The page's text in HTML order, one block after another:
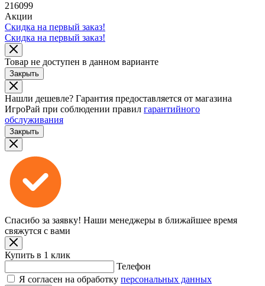
216099
Акции
Скидка на первый заказ!
Скидка на первый заказ!
Товар не доступен в данном варианте
Закрыть
Нашли дешевле? Гарантия предоставляется от магазина
ИгроРай при соблюдении правил гарантийного
обслуживания
Закрыть
Спасибо за заявку! Наши менеджеры в ближайшее время
свяжутся с вами
Купить в 1 клик
Телефон
Я согласен на обработку персональных данных